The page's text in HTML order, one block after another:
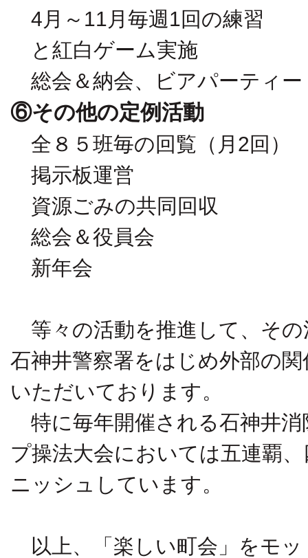
4月～11月毎週1回の練習
と紅白ゲーム実施
総会＆納会、ビアパーティー
⑥その他の定例活動
全８５班毎の回覧（月2回）
掲示板運営
資源ごみの共同回収
総会＆役員会
新年会
等々の活動を推進して、その
石神井警察署をはじめ外部の
いただいております。
特に毎年開催される石神井消
プ操法大会においては五連覇
ニッシュしています。
以上、「楽しい町会」をモ